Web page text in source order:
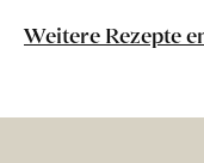
Weitere Rezepte